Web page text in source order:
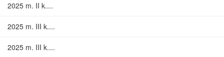
2025 m. II k....
2025 m. III k....
2025 m. III k....